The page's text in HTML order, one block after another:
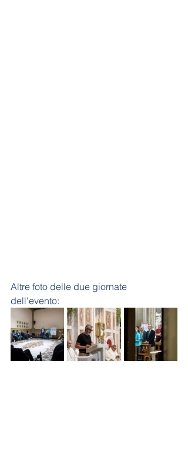
Altre foto delle due giornate
dell'evento: